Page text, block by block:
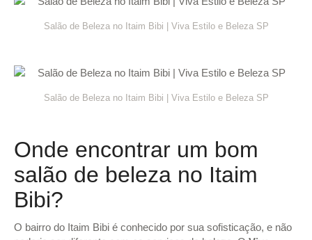
Salão de Beleza no Itaim Bibi | Viva Estilo e Beleza SP
Salão de Beleza no Itaim Bibi | Viva Estilo e Beleza SP
Onde encontrar um bom
salão de beleza no Itaim
Bibi?
O bairro do Itaim Bibi é conhecido por sua sofisticação, e não